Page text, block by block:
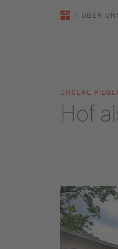
ÜBER
UNSERE
Hof